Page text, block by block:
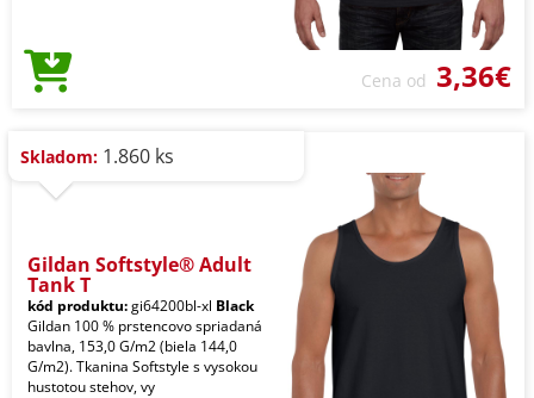
Cena od 3,36€
Skladom: 1.860 ks
Gildan Softstyle® Adult
Tank T
kód produktu:gi64200bl-xl Black
Gildan 100 % prstencovo spriadaná
bavlna, 153,0 G/m2 (biela 144,0
G/m2). Tkanina Softstyle s vysokou
hustotou stehov, vy